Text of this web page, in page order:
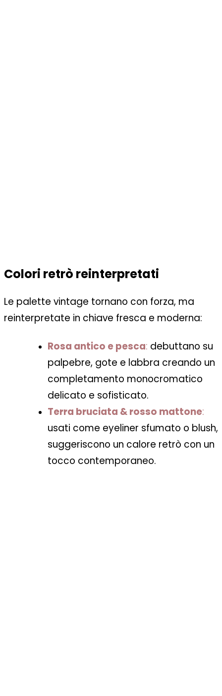
Colori retrò reinterpretati
Le palette vintage tornano con forza, ma
reinterpretate in chiave fresca e moderna:
Rosa antico e pesca: debuttano su
palpebre, gote e labbra creando un
completamento monocromatico
delicato e sofisticato.
Terra bruciata & rosso mattone:
usati come eyeliner sfumato o blush,
suggeriscono un calore retrò con un
tocco contemporaneo.